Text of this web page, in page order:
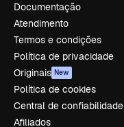
Documentação
Atendimento
Termos e condições
Política de privacidade
Originais New
Política de cookies
Central de confiabilidade
Afiliados